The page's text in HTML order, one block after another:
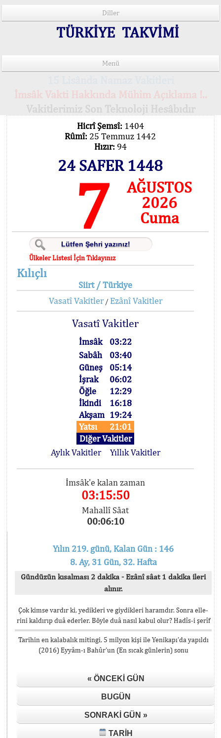
Diller
TÜRKİYE TAKVİMİ
Menü
Hicrî Şemsî: 1404
Rûmî: 25 Temmuz 1442
Hızır: 94
24 SAFER 1448
7
AĞUSTOS
2026
Cuma
Ülkeler Listesi İçin Tıklayınız
Kılıçlı
Siirt / Türkiye
Vasatî Vakitler/ Ezânî Vakitler
Vasatî Vakitler
İmsâk
03:22
Sabâh
03:40
Güneş
05:14
İşrak
06:02
Öğle
12:29
İkindi
16:18
Akşam 19:24
Yatsı
21:01
Diğer Vakitler
Aylık Vakitler
Yıllık Vakitler
İmsâk'e kalan zaman
03:15:50
Mahallî Sâat
00:06:10
Yılın 219. günü, Kalan Gün : 146
8. Ay, 31 Gün, 32. Hafta
Gündüzün kısalması 2 dakika - Ezânî sâat 1 dakika ileri
alınır.
Çok kimse vardır ki, yedikleri ve giydikleri haramdır. Sonra elle-
rini kaldırıp duâ ederler. Böyle duâ nasıl kabul olur? Hadîs-i şerîf
Tarihin en kalabalık mitingi, 5 milyon kişi ile Yenikapı’da yapıldı
(2016) Eyyâm-ı Bahûr’un (En sıcak günlerin) sonu
« ÖNCEKI GÜN
BUGÜN
SONRAKI GÜN »
TARIH